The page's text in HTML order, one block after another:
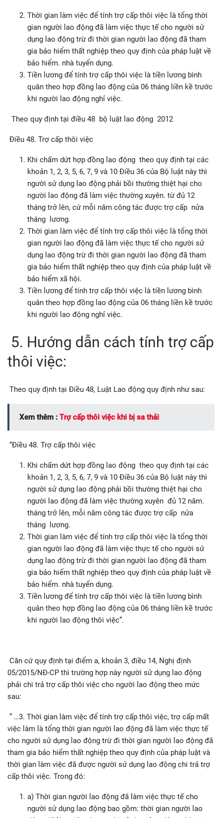
Thời gian làm việc để tính trợ cấp thôi việc là tổng thời
gian người lao động đã làm việc thực tế cho người sử
dụng lao động trừ đi thời gian người lao động đã tham
gia bảo hiểm thất nghiệp theo quy định của pháp luật về
bảo hiểm. nhà tuyển dụng.
Tiền lương để tính trợ cấp thôi việc là tiền lương bình
quân theo hợp đồng lao động của 06 tháng liền kề trước
khi người lao động nghỉ việc.
Theo quy định tại điều 48 bộ luật lao động 2012
Điều 48. Trợ cấp thôi việc
Khi chấm dứt hợp đồng lao động theo quy định tại các
khoản 1, 2, 3, 5, 6, 7, 9 và 10 Điều 36 của Bộ luật này thì
người sử dụng lao động phải bồi thường thiệt hại cho
người lao động đã làm việc thường xuyên. từ đủ 12
tháng trở lên, cứ mỗi năm công tác được trợ cấp nửa
tháng lương.
Thời gian làm việc để tính trợ cấp thôi việc là tổng thời
gian người lao động đã làm việc thực tế cho người sử
dụng lao động trừ đi thời gian người lao động đã tham
gia bảo hiểm thất nghiệp theo quy định của pháp luật về
bảo hiểm xã hội.
Tiền lương để tính trợ cấp thôi việc là tiền lương bình
quân theo hợp đồng lao động của 06 tháng liền kề trước
khi người lao động nghỉ việc.
5. Hướng dẫn cách tính trợ cấp
thôi việc:
Theo quy định tại Điều 48, Luật Lao động quy định như sau:
Xem thêm : Trợ cấp thôi việc khi bị sa thải
“Điều 48. Trợ cấp thôi việc
Khi chấm dứt hợp đồng lao động theo quy định tại các
khoản 1, 2, 3, 5, 6, 7, 9 và 10 Điều 36 của Bộ luật này thì
người sử dụng lao động phải bồi thường thiệt hại cho
người lao động đã làm việc thường xuyên đủ 12 năm.
tháng trở lên, mỗi năm công tác được trợ cấp nửa
tháng lương.
Thời gian làm việc để tính trợ cấp thôi việc là tổng thời
gian người lao động đã làm việc thực tế cho người sử
dụng lao động trừ đi thời gian người lao động đã tham
gia bảo hiểm thất nghiệp theo quy định của pháp luật về
bảo hiểm. nhà tuyển dụng.
Tiền lương để tính trợ cấp thôi việc là tiền lương bình
quân theo hợp đồng lao động của 06 tháng liền kề trước
khi người lao động thôi việc”.
Căn cứ quy định tại điểm a, khoản 3, điều 14, Nghị định
05/2015/NĐ-CP thì trường hợp này người sử dụng lao động
phải chi trả trợ cấp thôi việc cho người lao động theo mức
sau:
” …3. Thời gian làm việc để tính trợ cấp thôi việc, trợ cấp mất
việc làm là tổng thời gian người lao động đã làm việc thực tế
cho người sử dụng lao động trừ đi thời gian người lao động đã
tham gia bảo hiểm thất nghiệp theo quy định của pháp luật và
thời gian làm việc đã được người sử dụng lao động chi trả trợ
cấp thôi việc. Trong đó:
a) Thời gian người lao động đã làm việc thực tế cho
người sử dụng lao động bao gồm: thời gian người lao